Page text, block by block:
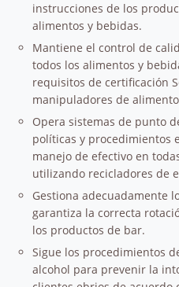
instrucciones de los
alimentos y bebidas.
Mantiene el control de
todos los alimentos y
requisitos de certificación
manipuladores de
Opera sistemas de punto
políticas y procedimientos
manejo de efectivo en
utilizando recicladores de
Gestiona adecuadamente
garantiza la correcta
los productos de bar.
Sigue los procedimientos
alcohol para prevenir la